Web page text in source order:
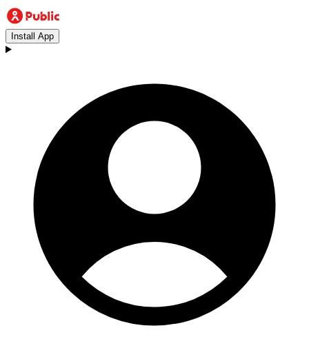
Install App